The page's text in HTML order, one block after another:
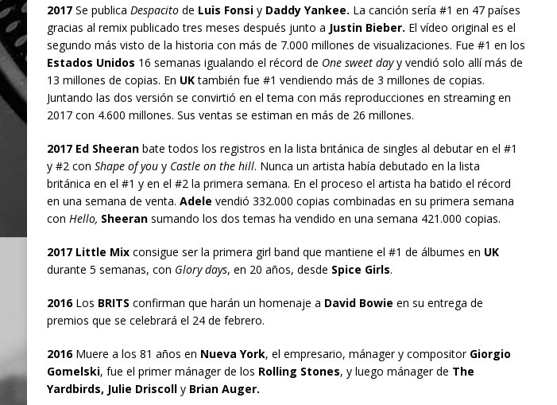
2017Se publica Despacitode Luis Fonsiy Daddy Yankee. La canción sería #1 en 47 países
gracias al remix publicado tres meses después junto a Justin Bieber. El vídeo original es el
segundo más visto de la historia con más de 7.000 millones de visualizaciones. Fue #1 en los
Estados Unidos 16 semanas igualando el récord de One sweet dayy vendió solo allí más de
13 millones de copias. En UKtambién fue #1 vendiendo más de 3 millones de copias.
Juntando las dos versión se convirtió en el tema con más reproducciones en streaming en
2017 con 4.600 millones. Sus ventas se estiman en más de 26 millones.
2017 Ed Sheeranbate todos los registros en la lista británica de singles al debutar en el #1
y #2 con Shape of youy Castle on the hill. Nunca un artista había debutado en la lista
británica en el #1 y en el #2 la primera semana. En el proceso el artista ha batido el récord
en una semana de venta. Adele vendió 332.000 copias combinadas en su primera semana
con Hello, Sheeransumando los dos temas ha vendido en una semana 421.000 copias.
2017 Little Mixconsigue ser la primera girl band que mantiene el #1 de álbumes en UK
durante 5 semanas, con Glory days, en 20 años, desde Spice Girls.
2016Los BRITS confirman que harán un homenaje a David Bowie en su entrega de
premios que se celebrará el 24 de febrero.
2016Muere a los 81 años en Nueva York, el empresario, mánager y compositor Giorgio
Gomelski, fue el primer mánager de los Rolling Stones, y luego mánager de The
Yardbirds, Julie Driscolly Brian Auger.